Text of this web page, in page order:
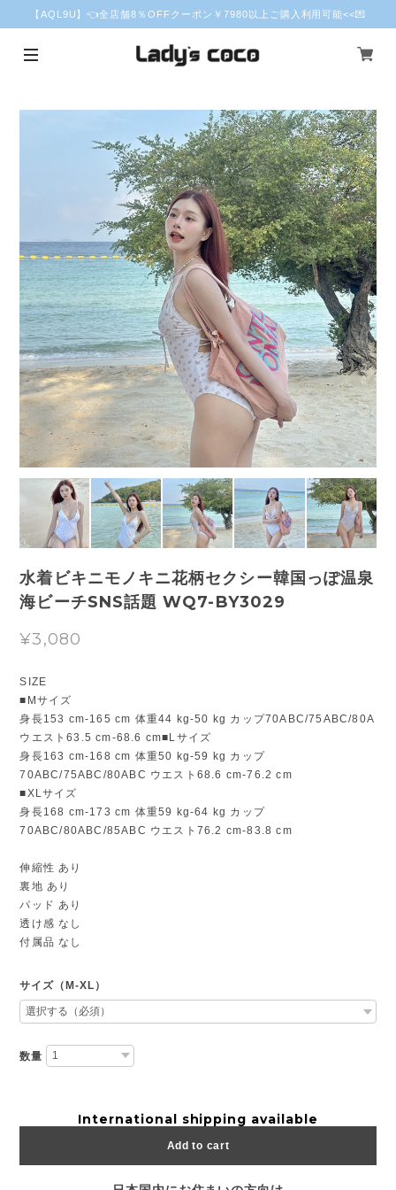
【AQL9U】👈全店舗8％OFFクーポン￥7980以上ご購入利用可能<<💌
水着ビキニモノキニ花柄セクシー韓国っぽ温泉
海ビーチSNS話題 WQ7-BY3029
¥3,080
SIZE
■Mサイズ
身長153 cm-165 cm 体重44 kg-50 kg カップ70ABC/75ABC/80A
ウエスト63.5 cm-68.6 cm■Lサイズ
身長163 cm-168 cm 体重50 kg-59 kg カップ
70ABC/75ABC/80ABC ウエスト68.6 cm-76.2 cm
■XLサイズ
身長168 cm-173 cm 体重59 kg-64 kg カップ
70ABC/80ABC/85ABC ウエスト76.2 cm-83.8 cm
伸縮性 あり
裏地 あり
パッド あり
透け感 なし
付属品 なし
サイズ（M-XL）
数量
International shipping available
Add to cart